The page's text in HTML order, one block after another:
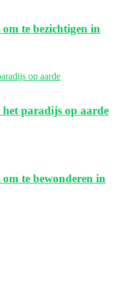
te bezichtigen in
paradijs op aarde
te bewonderen in